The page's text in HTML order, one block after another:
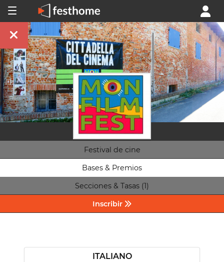
Festival de cine
Bases & Premios
Secciones & Tasas (1)
Inscribir
ITALIANO